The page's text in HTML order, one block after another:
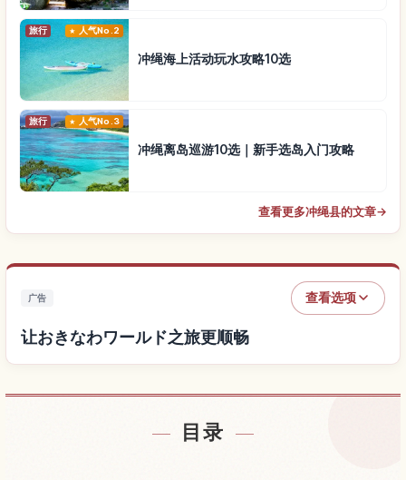
旅行 人气No.2
冲绳海上活动玩水攻略10选
旅行 人气No.3
冲绳离岛巡游10选｜新手选岛入门攻略
查看更多冲绳县的文章→
广告 查看选项
让おきなわワールド之旅更顺畅
目录